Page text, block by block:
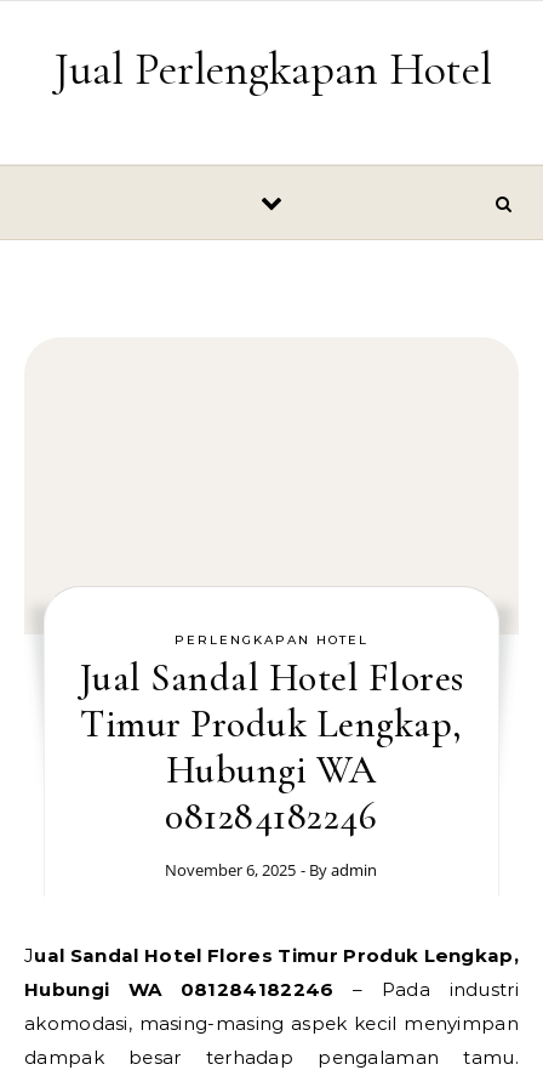
Jual Perlengkapan Hotel
PERLENGKAPAN HOTEL
Jual Sandal Hotel Flores
Timur Produk Lengkap,
Hubungi WA
081284182246
November 6, 2025 - Byadmin
Jual Sandal Hotel Flores Timur Produk Lengkap,
Hubungi WA 081284182246 – Pada industri
akomodasi, masing-masing aspek kecil menyimpan
dampak besar terhadap pengalaman tamu.